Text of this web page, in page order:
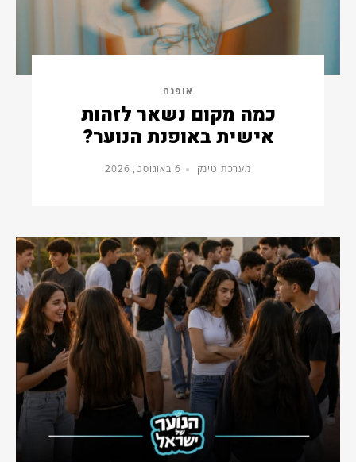
אופנה
כמה מקום נשאר לזהות
אישית באופנת הנוער?
מערכת טינק 6 באוגוסט, 2026